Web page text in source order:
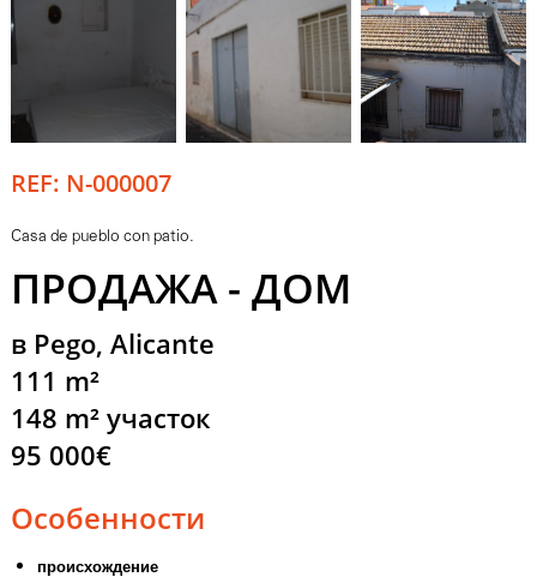
REF: N-000007
Casa de pueblo con patio.
ПРОДАЖА - ДОМ
в Pego, Alicante
111 m²
148 m² участок
95 000€
Особенности
происхождение